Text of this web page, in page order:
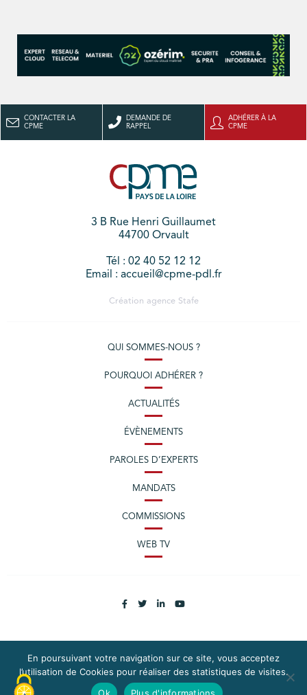
CONTACTER LA
CPME
DEMANDE DE
RAPPEL
ADHÉRER À LA
CPME
3 B Rue Henri Guillaumet
44700 Orvault
Tél : 02 40 52 12 12
Email : accueil@cpme-pdl.fr
Création agence Stafe
QUI SOMMES-NOUS ?
POURQUOI ADHÉRER ?
ACTUALITÉS
ÉVÈNEMENTS
PAROLES D’EXPERTS
MANDATS
COMMISSIONS
WEB TV
PLAN DU SITE
MENTIONS LÉGALES
EXERCEZ VOS DROITS
DONNÉES PERSONNELLES
En poursuivant votre navigation sur ce site, vous acceptez
l’utilisation de Cookies pour réaliser des statistiques de visites.
Ok
Plus d'informations